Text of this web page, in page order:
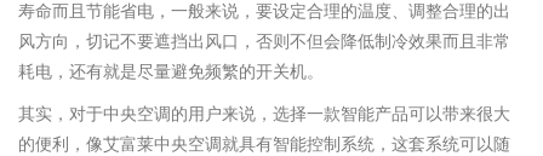
寿命而且节能省电，一般来说，要设定合理的温度、调整合理的出
风方向，切记不要遮挡出风口，否则不但会降低制冷效果而且非常
耗电，还有就是尽量避免频繁的开关机。
其实，对于中央空调的用户来说，选择一款智能产品可以带来很大
的便利，像艾富莱中央空调就具有智能控制系统，这套系统可以随